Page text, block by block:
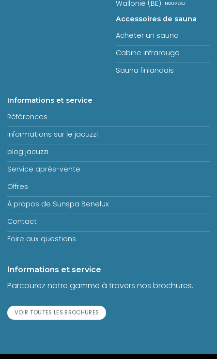
Wallonië (BE)
Accessoires de sauna
Acheter un sauna
Cabine infrarouge
Sauna finlandais
Informations et service
Références
informations sur le jacuzzi
blog jacuzzi
Service après-vente
Offres
À propos de Sunspa Benelux
Contact
Foire aux questions
Informations et service
Parcourez notre gamme à travers nos brochures.
VOIR TOUTES LES BROCHURES